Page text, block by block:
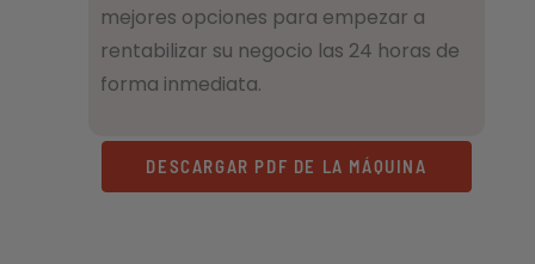
mejores opciones para empezar a
rentabilizar su negocio las 24 horas de
forma inmediata.
DESCARGAR PDF DE LA MÁQUINA